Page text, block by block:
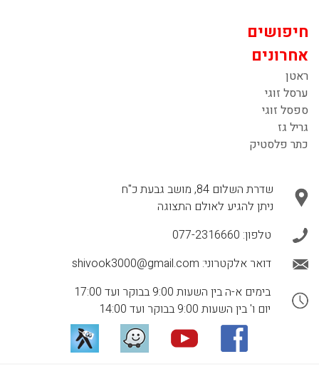
חיפושים
אחרונים
ראטן
ערסל זוגי
ספסל זוגי
גריל גז
כתר פלסטיק
שדרת השלום 84, מושב גבעת כ"ח
ניתן להגיע לאולם התצוגה
טלפון: 077-2316660
דואר אלקטרוני: shivook3000@gmail.com
בימים א-ה בין השעות 9:00 בבוקר ועד 17:00
יום ו' בין השעות 9:00 בבוקר ועד 14:00